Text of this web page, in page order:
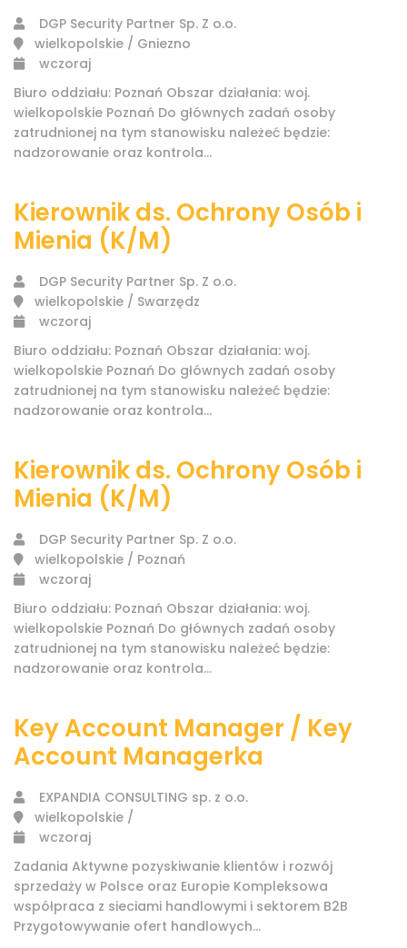
DGP Security Partner Sp. Z o.o.
wielkopolskie / Gniezno
wczoraj
Biuro oddziału: Poznań Obszar działania: woj.
wielkopolskie Poznań Do głównych zadań osoby
zatrudnionej na tym stanowisku należeć będzie:
nadzorowanie oraz kontrola...
Kierownik ds. Ochrony Osób i
Mienia (K/M)
DGP Security Partner Sp. Z o.o.
wielkopolskie / Swarzędz
wczoraj
Biuro oddziału: Poznań Obszar działania: woj.
wielkopolskie Poznań Do głównych zadań osoby
zatrudnionej na tym stanowisku należeć będzie:
nadzorowanie oraz kontrola...
Kierownik ds. Ochrony Osób i
Mienia (K/M)
DGP Security Partner Sp. Z o.o.
wielkopolskie / Poznań
wczoraj
Biuro oddziału: Poznań Obszar działania: woj.
wielkopolskie Poznań Do głównych zadań osoby
zatrudnionej na tym stanowisku należeć będzie:
nadzorowanie oraz kontrola...
Key Account Manager / Key
Account Managerka
EXPANDIA CONSULTING sp. z o.o.
wielkopolskie /
wczoraj
Zadania Aktywne pozyskiwanie klientów i rozwój
sprzedaży w Polsce oraz Europie Kompleksowa
współpraca z sieciami handlowymi i sektorem B2B
Przygotowywanie ofert handlowych...